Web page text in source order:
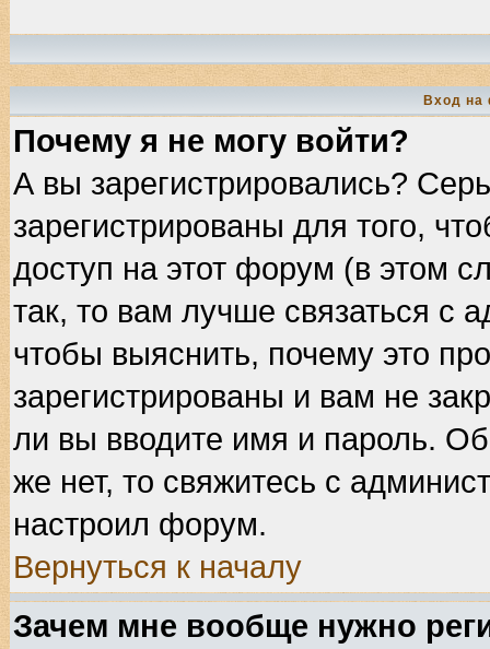
Вход на
Почему я не могу войти?
А вы зарегистрировались?
зарегистрированы для того,
доступ на этот форум (в этом
так, то вам лучше связаться с
чтобы выяснить, почему это
зарегистрированы и вам не
ли вы вводите имя и пароль.
же нет, то свяжитесь с
настроил форум.
Вернуться к началу
Зачем мне вообще нужно